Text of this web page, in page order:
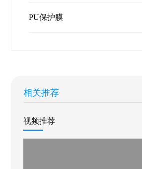
PU保护膜
相关推荐
视频推荐